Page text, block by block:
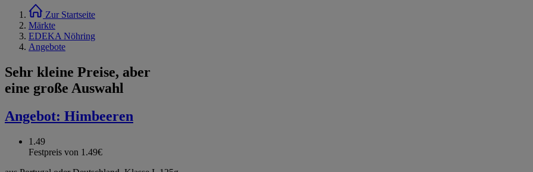
Zur Startseite
Märkte
EDEKA Nöhring
Angebote
Sehr kleine Preise, aber
eine große Auswahl
Angebot: Himbeeren
1.49
Festpreis von 1.49€